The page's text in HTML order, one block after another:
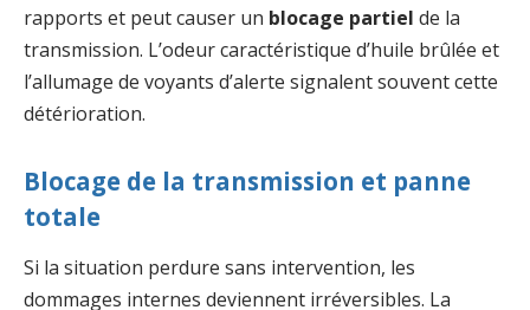
rapports et peut causer un blocage partiel de la
transmission. L’odeur caractéristique d’huile brûlée et
l’allumage de voyants d’alerte signalent souvent cette
détérioration.
Blocage de la transmission et panne
totale
Si la situation perdure sans intervention, les
dommages internes deviennent irréversibles. La